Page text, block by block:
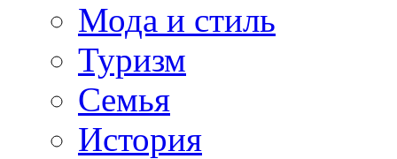
Мода и стиль
Туризм
Семья
История